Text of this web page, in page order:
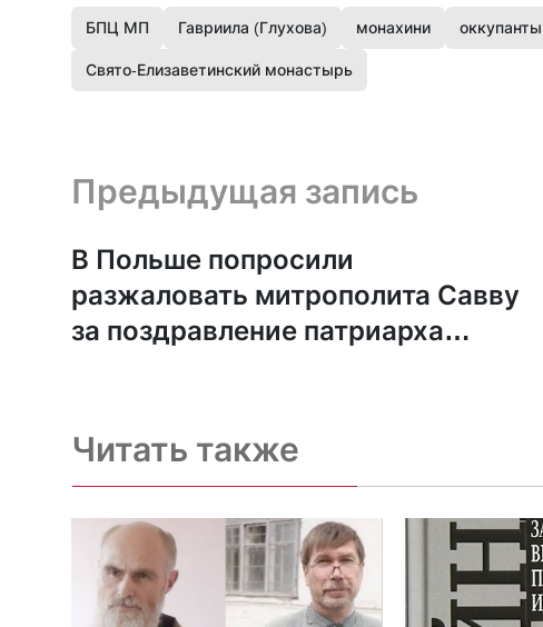
БПЦ МП Гавриила (Глухова) монахини оккупанты
Свято-Елизаветинский монастырь
Предыдущая запись и следующая запись
Предыдущая запись
В Польше попросили
разжаловать митрополита Савву
за поздравление патриарха
Читать также